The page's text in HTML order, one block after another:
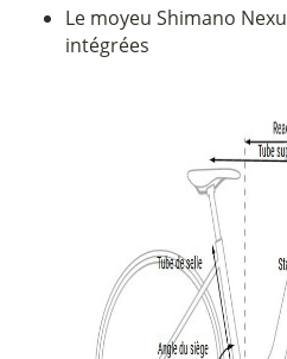
Le moyeu Shimano
intégrées